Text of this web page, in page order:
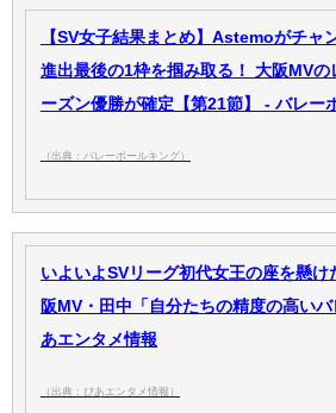
【SV女子結果まとめ】Astemoがチャ
進出最後の1枠を掴み取る！ 大阪MVの
ーズン優勝が確定【第21節】 - バレー
（出典：バレーボールキング）
いよいよSVリーグ初代女王の座を懸け
阪MV・田中「自分たちの精度の高い
あエンタメ情報
（出典：ぴあエンタメ情報）